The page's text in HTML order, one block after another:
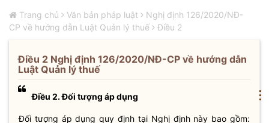
Trang chủ Văn bản pháp luật
Nghị định 126/2020/NĐ-
CP về hướng dẫn Luật Quản lý thuế
Điều 2
Điều 2 Nghị định 126/2020/NĐ-CP về hướng dẫn
Luật Quản lý thuế
Điều 2. Đối tượng áp dụng
Đối tượng áp dụng quy định tại Nghị định này bao gồm:
⋮